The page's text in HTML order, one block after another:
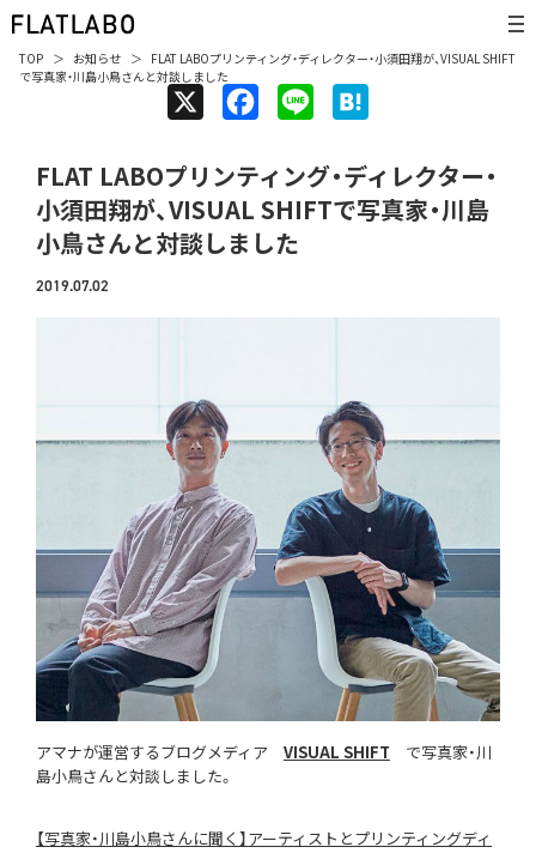
TOP お知らせ
FLAT LABOプリンティング・ディレクター・小須田翔が、VISUAL SHIFT
で写真家・川島小鳥さんと対談しました
c
e
b
n
e
t
e
FLAT LABOプリンティング・ディレクター・
小須田翔が、VISUAL SHIFTで写真家・川島
小鳥さんと対談しました
2019.07.02
アマナが運営するブログメディア VISUAL SHIFT で写真家・川
島小鳥さんと対談しました。
【写真家・川島小鳥さんに聞く】アーティストとプリンティングディ